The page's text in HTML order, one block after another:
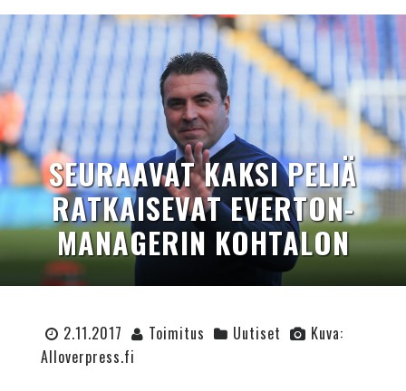
SEURAAVAT KAKSI PELIÄ
RATKAISEVAT EVERTON-
MANAGERIN KOHTALON
2.11.2017 Toimitus Uutiset
Kuva:
Alloverpress.fi